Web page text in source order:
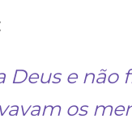
Deus e não
os